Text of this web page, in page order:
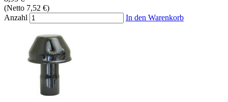
(Netto 7,52 €)
Anzahl
In den Warenkorb